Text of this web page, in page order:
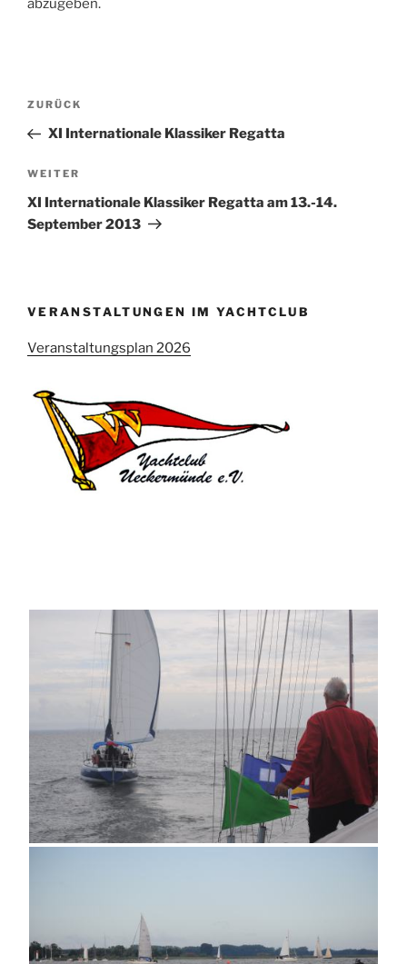
abzugeben.
Beitragsnavigation
Vorheriger
Beitrag
ZURÜCK
XI Internationale Klassiker Regatta
Nächster
Beitrag
WEITER
XI Internationale Klassiker Regatta am 13.-14.
September 2013
VERANSTALTUNGEN IM YACHTCLUB
Veranstaltungsplan 2026